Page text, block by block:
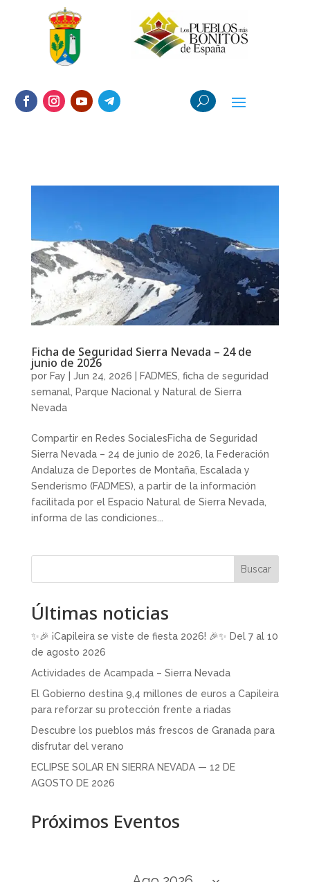
Ficha de Seguridad Sierra Nevada – 24 de
junio de 2026
por Fay Jun 24, 2026 FADMES, ficha de seguridad
semanal, Parque Nacional y Natural de Sierra
Nevada
Compartir en Redes SocialesFicha de Seguridad
Sierra Nevada – 24 de junio de 2026, la Federación
Andaluza de Deportes de Montaña, Escalada y
Senderismo (FADMES), a partir de la información
facilitada por el Espacio Natural de Sierra Nevada,
informa de las condiciones...
Buscar
Últimas noticias
✨🎉 ¡Capileira se viste de fiesta 2026! 🎉✨ Del 7 al 10
de agosto 2026
Actividades de Acampada – Sierra Nevada
El Gobierno destina 9,4 millones de euros a Capileira
para reforzar su protección frente a riadas
Descubre los pueblos más frescos de Granada para
disfrutar del verano
ECLIPSE SOLAR EN SIERRA NEVADA — 12 DE
AGOSTO DE 2026
Próximos Eventos